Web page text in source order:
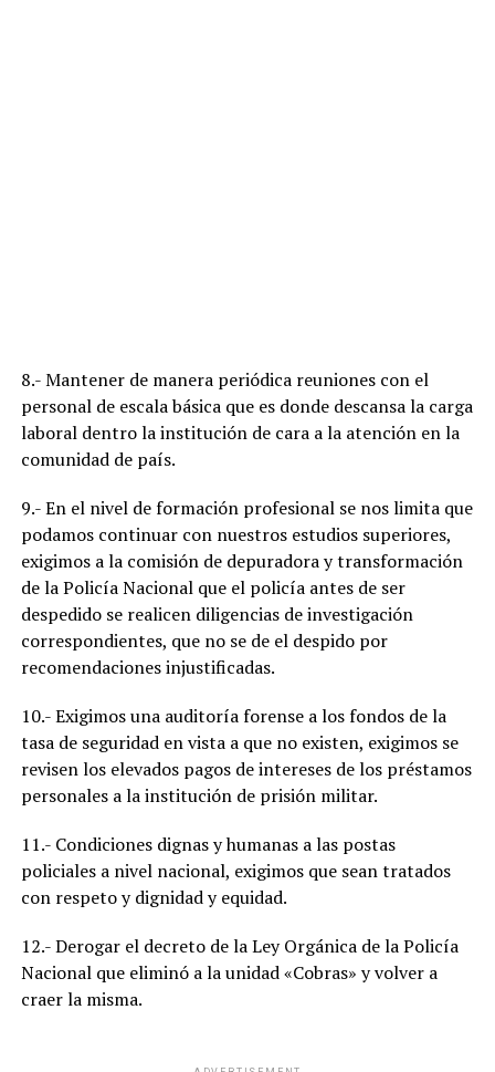
8.- Mantener de manera periódica reuniones con el
personal de escala básica que es donde descansa la carga
laboral dentro la institución de cara a la atención en la
comunidad de país.
9.- En el nivel de formación profesional se nos limita que
podamos continuar con nuestros estudios superiores,
exigimos a la comisión de depuradora y transformación
de la Policía Nacional que el policía antes de ser
despedido se realicen diligencias de investigación
correspondientes, que no se de el despido por
recomendaciones injustificadas.
10.- Exigimos una auditoría forense a los fondos de la
tasa de seguridad en vista a que no existen, exigimos se
revisen los elevados pagos de intereses de los préstamos
personales a la institución de prisión militar.
11.- Condiciones dignas y humanas a las postas
policiales a nivel nacional, exigimos que sean tratados
con respeto y dignidad y equidad.
12.- Derogar el decreto de la Ley Orgánica de la Policía
Nacional que eliminó a la unidad «Cobras» y volver a
craer la misma.